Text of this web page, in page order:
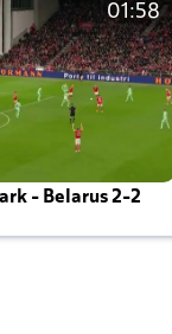
01:58
- Belarus 2-2